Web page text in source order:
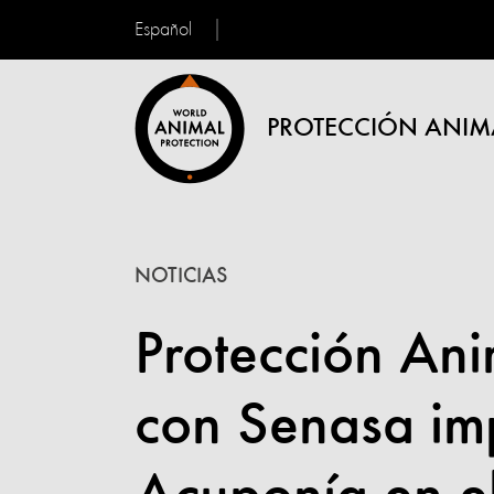
Español
PROTECCIÓN
Protección
con Senasa
NOTICIAS